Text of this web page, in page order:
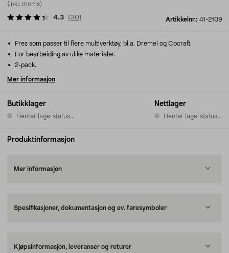
(inkl. moms)
Artikkelnr.: 41-2109
4.3 (30)
Butikklager
Henter lagerstatus...
Nettlager
Henter lagerstatus...
Fres som passer til flere multiverktøy, bl.a. Dremel og Cocraft.
For bearbeiding av ulike materialer.
2-pack.
Mer informasjon
Produktinformasjon
Mer informasjon
Spesifikasjoner, dokumentasjon og ev. faresymboler
Kjøpsinformasjon, leveranser og returer